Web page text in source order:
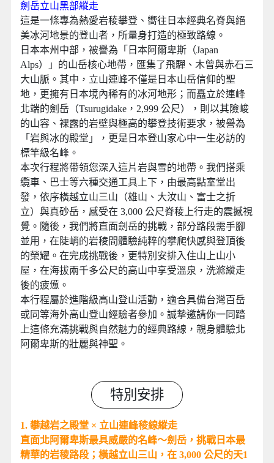
劍岳立山黑部縱走
這是一條專為熱愛岩稜攀登、嚮往日本經典名脊與絕
美冰河地景的登山者，所量身打造的極致路線。
日本本州中部，被譽為「日本阿爾卑斯（Japan
Alps）」的山岳核心地帶，匯集了飛驒、木曾與赤石三
大山脈。其中，立山連峰不僅是日本山岳信仰的聖
地，更擁有日本境內稀有的冰河地形；而矗立於連峰
北端的劍岳（Tsurugidake，2,999 公尺），則以其險峻
的山容、裸露的岩壁與極高的攀登技術要求，被譽為
「岩與冰的殿堂」，更是日本登山家心中一生必訪的
標竿級名峰。
本次行程將帶領您深入這片岩與雪的地帶。我們搭乘
纜車、巴士等六種交通工具上下，由最高點室堂出
發，依序橫越立山三山（雄山、大汝山、富士之折
立）與真砂岳，感受在 3,000 公尺脊稜上行走的震撼視
覺。隨後，我們將直面劍岳的挑戰，部分路段需手腳
並用，在陡峭的岩稜間體驗純粹的攀爬快感與登頂後
的榮耀。在完成挑戰後，更特別安排入住山上山小
屋，在海拔兩千多公尺的高山中享受溫泉，洗滌縱走
後的疲憊。
本行程屬於進階級高山登山活動，適合具備台灣百岳
或同等海外高山登山經驗者參加。誠摯邀請你一同踏
上這條充滿挑戰與自然魅力的經典路線，親身體驗北
阿爾卑斯的壯麗與神聖。
特別安排
1. 攀越岩之殿堂 × 立山連峰稜線縱走
直面北阿爾卑斯最具威嚴的名峰～劍岳，挑戰日本最
精華的岩稜路段；橫越立山三山，在 3,000 公尺的天1